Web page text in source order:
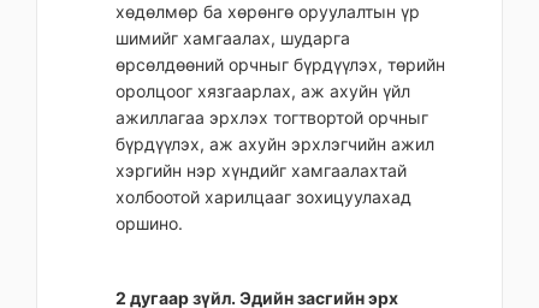
хөдөлмөр ба хөрөнгө оруулалтын үр
шимийг хамгаалах, шударга
өрсөлдөөний орчныг бүрдүүлэх, төрийн
оролцоог хязгаарлах, аж ахуйн үйл
ажиллагаа эрхлэх тогтвортой орчныг
бүрдүүлэх, аж ахуйн эрхлэгчийн ажил
хэргийн нэр хүндийг хамгаалахтай
холбоотой харилцааг зохицуулахад
оршино.
2 дугаар зүйл. Эдийн засгийн эрх